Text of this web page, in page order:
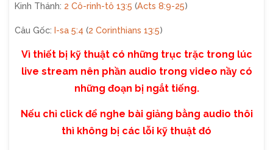
Kinh Thánh: 2 Cô-rinh-tô 13:5 (Acts 8:9-25)
Câu Gốc: I-sa 5:4 (2 Corinthians 13:5)
Vì thiết bị kỹ thuật có những trục trặc trong lúc
live stream nên phần audio trong video nầy có
những đoạn bị ngắt tiếng.
Nếu chỉ click để nghe bài giảng bằng audio thôi
thì không bị các lỗi kỹ thuật đó